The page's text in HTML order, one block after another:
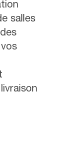
salles